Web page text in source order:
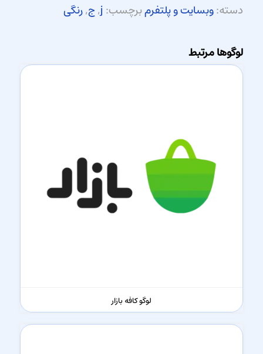
دسته:وبسایت و پلتفرمبرچسب:j
,ج,رنگی
لوگوها مرتبط
لوگو کافه بازار